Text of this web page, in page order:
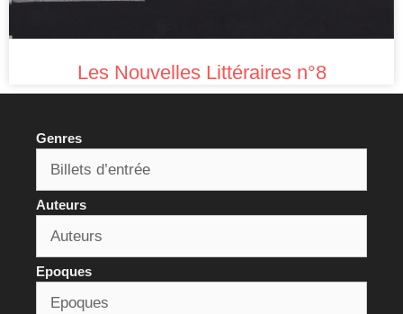
Les Nouvelles Littéraires n°8
Genres
Auteurs
Epoques